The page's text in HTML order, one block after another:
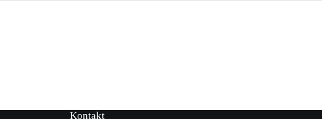
Kontakt